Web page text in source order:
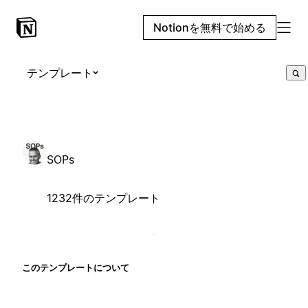
Notionを無料で始める
テンプレート
SOPs
1232件のテンプレート
このテンプレートについて